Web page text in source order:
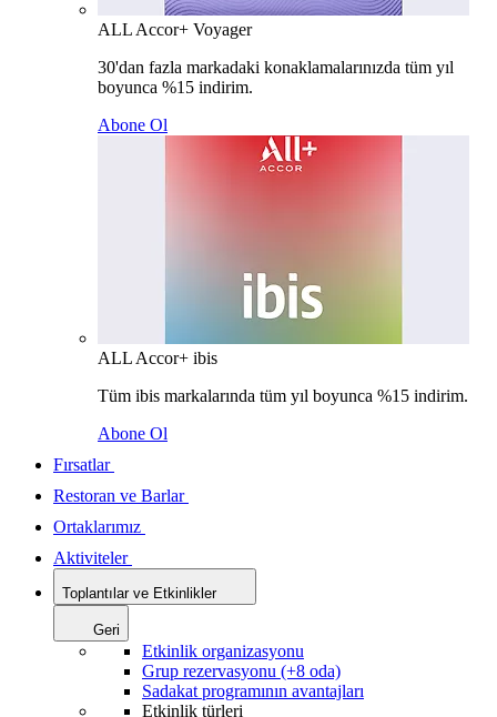
ALL Accor+ Voyager
30'dan fazla markadaki konaklamalarınızda tüm yıl
boyunca %15 indirim.
Abone Ol
ALL Accor+ ibis
Tüm ibis markalarında tüm yıl boyunca %15 indirim.
Abone Ol
Fırsatlar
Restoran ve Barlar
Ortaklarımız
Aktiviteler
Toplantılar ve Etkinlikler
Geri
Etkinlik organizasyonu
Grup rezervasyonu (+8 oda)
Sadakat programının avantajları
Etkinlik türleri